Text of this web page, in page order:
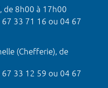
de 8h00 à 17h00
33 71 16 ou 04 67
(Chefferie), de
33 12 59 ou 04 67